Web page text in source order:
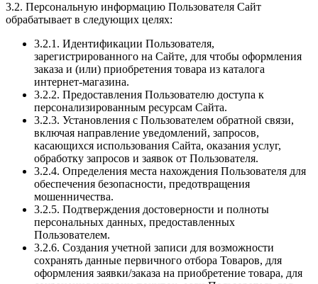
3.2. Персональную информацию Пользователя Сайт
обрабатывает в следующих целях:
3.2.1. Идентификации Пользователя,
зарегистрированного на Сайте, для чтобы оформления
заказа и (или) приобретения товара из каталога
интернет-магазина.
3.2.2. Предоставления Пользователю доступа к
персонализированным ресурсам Сайта.
3.2.3. Установления с Пользователем обратной связи,
включая направление уведомлений, запросов,
касающихся использования Сайта, оказания услуг,
обработку запросов и заявок от Пользователя.
3.2.4. Определения места нахождения Пользователя для
обеспечения безопасности, предотвращения
мошенничества.
3.2.5. Подтверждения достоверности и полноты
персональных данных, предоставленных
Пользователем.
3.2.6. Создания учетной записи для возможности
сохранять данные первичного отбора Товаров, для
оформления заявки/заказа на приобретение товара, для